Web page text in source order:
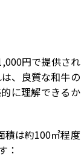
円で提供され
、良質な和牛の
に理解できるか
積は約100㎡程度
：